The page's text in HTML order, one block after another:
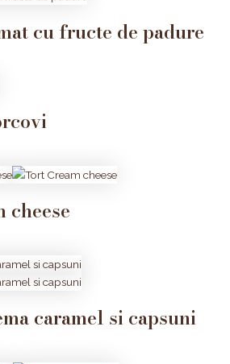
cu fructe de padure
cheese
caramel si capsuni